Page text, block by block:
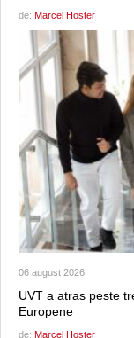
de: Marcel Hoster
06 august 2026
UVT a atras peste
Europene
de: Marcel Hoster